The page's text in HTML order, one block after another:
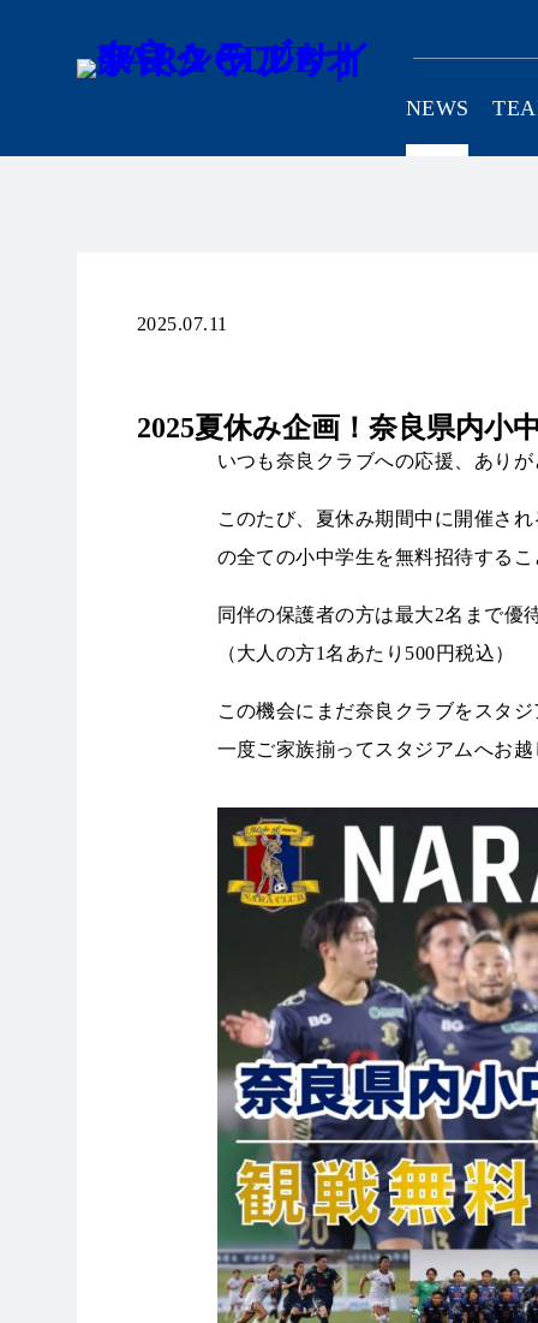
NEWS
2025.07.11
2025夏休み企画！奈良県内小
いつも奈良クラブへの応援、あり
このたび、夏休み期間中に開催さ
の全ての小中学生を無料招待する
同伴の保護者の方は最大2名まで優
（大人の方1名あたり500円税込）
この機会にまだ奈良クラブをスタ
一度ご家族揃ってスタジアムへお